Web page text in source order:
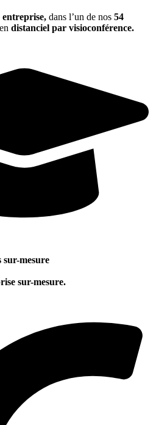
dans l’un de nos 54
distanciel par visioconférence.
mesure
sur-mesure.